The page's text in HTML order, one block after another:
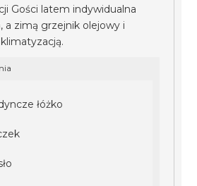
Gości latem indywidualna
a zimą grzejnik olejowy i
łóżko